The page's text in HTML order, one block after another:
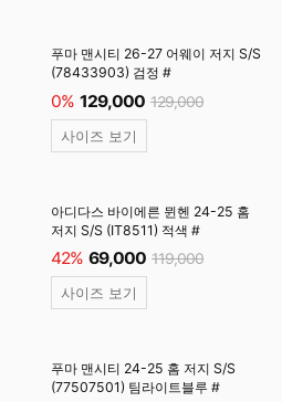
푸마 맨시티 26-27 어웨이 저지 S/S
(78433903) 검정 #
0% 129,000 129,000
사이즈 보기
아디다스 바이에른 뮌헨 24-25 홈
저지 S/S (IT8511) 적색 #
42% 69,000 119,000
사이즈 보기
푸마 맨시티 24-25 홈 저지 S/S
(77507501) 팀라이트블루 #